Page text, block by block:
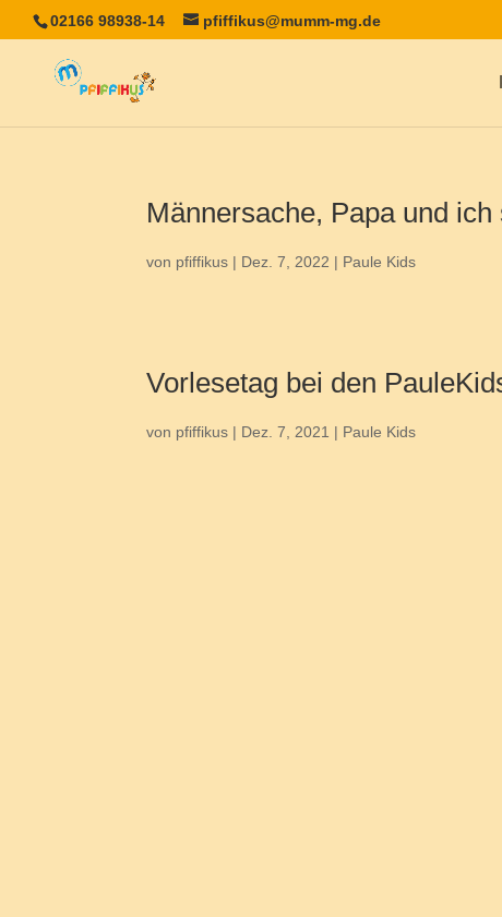
02166 98938-14 pfiffikus@mumm-mg.de
Männersache, Papa und ich
von pfiffikus | Dez. 7, 2022 | Paule Kids
Vorlesetag bei den
von pfiffikus | Dez. 7, 2021 | Paule Kids